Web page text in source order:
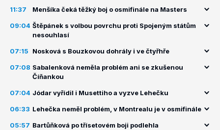
11:37 Menšíka čeká těžký boj o osmifinále na Masters
09:04 Štěpánek s volbou povrchu proti Spojeným státům
nesouhlasí
07:15 Nosková s Bouzkovou dohrály i ve čtyřhře
07:08 Sabalenková neměla problém ani se zkušenou
Číňankou
07:04 Jódar vyřídil i Musettiho a vyzve Lehečku
06:33 Lehečka neměl problém, v Montrealu je v osmifinále
05:57 Bartůňková po třísetovém boji podlehla